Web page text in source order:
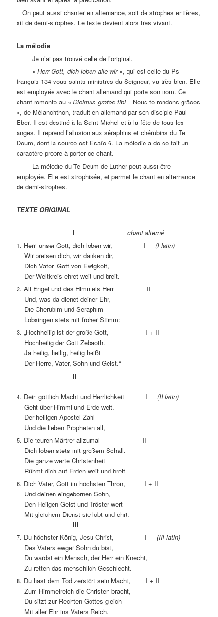
On peut aussi chanter en alternance, soit de strophes entières,
sit de demi-strophes. Le texte devient alors très vivant.
La mélodie
Je n’ai pas trouvé celle de l’original.
«Herr Gott, dich loben alle wir», qui est celle du Ps
français 134 vous saints ministres du Seigneur, va très bien. Elle
est employée avec le chant allemand qui porte son nom. Ce
chant remonte au «Dicimus grates tibi– Nous te rendons grâces
», de Mélanchthon, traduit en allemand par son disciple Paul
Eber. Il est destiné à la Saint-Michel et à la fête de tous les
anges. Il reprend l’allusion aux séraphins et chérubins du Te
Deum, dont la source est Esaïe 6. La mélodie a de ce fait un
caractère propre à porter ce chant.
La mélodie du Te Deum de Luther peut aussi être
employée. Elle est strophisée, et permet le chant en alternance
de demi-strophes.
TEXTE ORIGINAL
I
chant alterné
1. Herr, unser Gott, dich loben wir, I(I latin)
Wir preisen dich, wir danken dir,
Dich Vater, Gott von Ewigkeit,
Der Weltkreis ehret weit und breit.
2. All Engel und des Himmels Herr II
Und, was da dienet deiner Ehr,
Die Cherubim und Seraphim
Lobsingen stets mit froher Stimm:
3. „Hochheilig ist der große Gott, I + II
Hochheilig der Gott Zebaoth.
Ja heilig, heilig, heilig heißt
Der Herre, Vater, Sohn und Geist.“
II
4. Dein göttlich Macht und Herrlichkeit I(II latin)
Geht über Himml und Erde weit.
Der heiligen Apostel Zahl
Und die lieben Propheten all,
5. Die teuren Märtrer allzumal II
Dich loben stets mit großem Schall.
Die ganze werte Christenheit
Rühmt dich auf Erden weit und breit.
6. Dich Vater, Gott im höchsten Thron, I + II
Und deinen eingebornen Sohn,
Den Heilgen Geist und Tröster wert
Mit gleichem Dienst sie lobt und ehrt.
III
7. Du höchster König, Jesu Christ, I(III latin)
Des Vaters ewger Sohn du bist,
Du wardst ein Mensch, der Herr ein Knecht,
Zu retten das menschlich Geschlecht.
8. Du hast dem Tod zerstört sein Macht, I + II
Zum Himmelreich die Christen bracht,
Du sitzt zur Rechten Gottes gleich
Mit aller Ehr ins Vaters Reich.